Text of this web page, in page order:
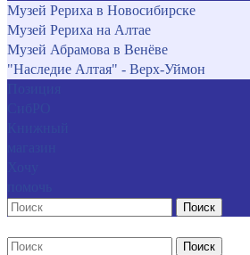
Музей Рериха в Новосибирске
Музей Рериха на Алтае
Музей Абрамова в Венёве
"Наследие Алтая" - Верх-Уймон
Поиск
Поиск